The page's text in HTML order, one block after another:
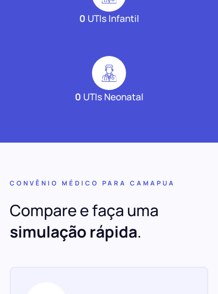
0 UTIs Infantil
0 UTIs Neonatal
CONVÊNIO MÉDICO PARA CAMAPUA
Compare e faça uma
simulação rápida.